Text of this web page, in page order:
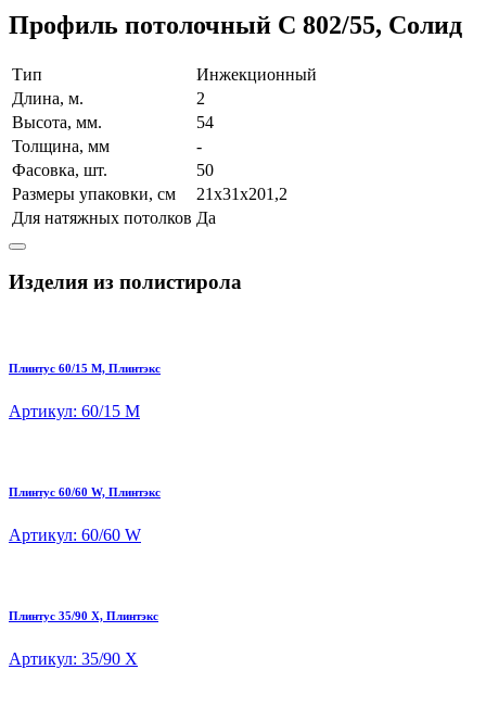
Профиль потолочный C 802/55, Солид
Тип
Инжекционный
Длина, м.
2
Высота, мм.
54
Толщина, мм
-
Фасовка, шт.
50
Размеры упаковки, см
21х31х201,2
Для натяжных потолков Да
Изделия из полистирола
Плинтус 60/15 M, Плинтэкс
Артикул: 60/15 M
Плинтус 60/60 W, Плинтэкс
Артикул: 60/60 W
Плинтус 35/90 X, Плинтэкс
Артикул: 35/90 X